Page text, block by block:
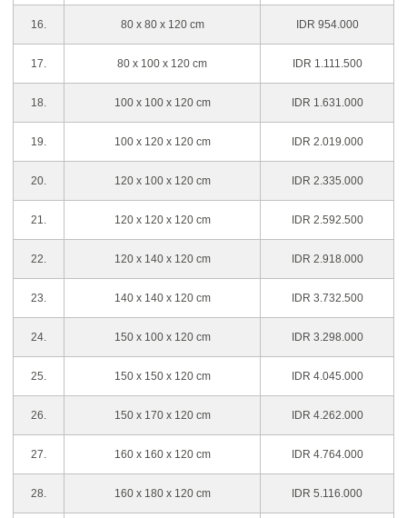
16. 80 x 80 x 120 cm IDR 954.000
17. 80 x 100 x 120 cm IDR 1.111.500
18. 100 x 100 x 120 cm IDR 1.631.000
19. 100 x 120 x 120 cm IDR 2.019.000
20. 120 x 100 x 120 cm IDR 2.335.000
21. 120 x 120 x 120 cm IDR 2.592.500
22. 120 x 140 x 120 cm IDR 2.918.000
23. 140 x 140 x 120 cm IDR 3.732.500
24. 150 x 100 x 120 cm IDR 3.298.000
25. 150 x 150 x 120 cm IDR 4.045.000
26. 150 x 170 x 120 cm IDR 4.262.000
27. 160 x 160 x 120 cm IDR 4.764.000
28. 160 x 180 x 120 cm IDR 5.116.000